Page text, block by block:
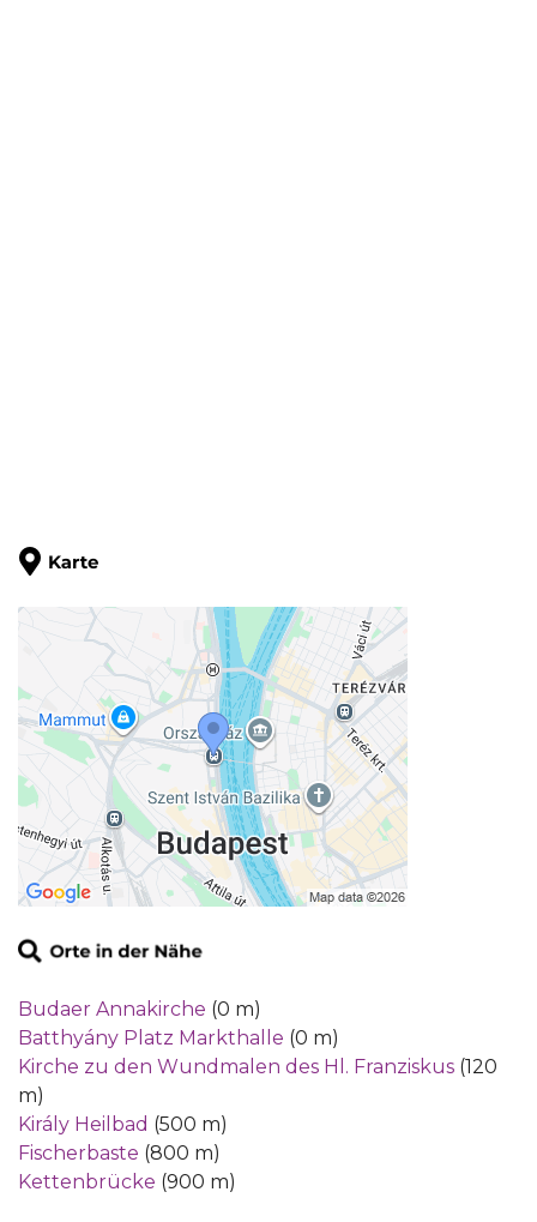
Budaer Annakirche (0 m)
Batthyány Platz Markthalle (0 m)
Kirche zu den Wundmalen des Hl. Franziskus (120
m)
Király Heilbad (500 m)
Fischerbaste (800 m)
Kettenbrücke (900 m)